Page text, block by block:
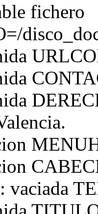
fichero
vaciada